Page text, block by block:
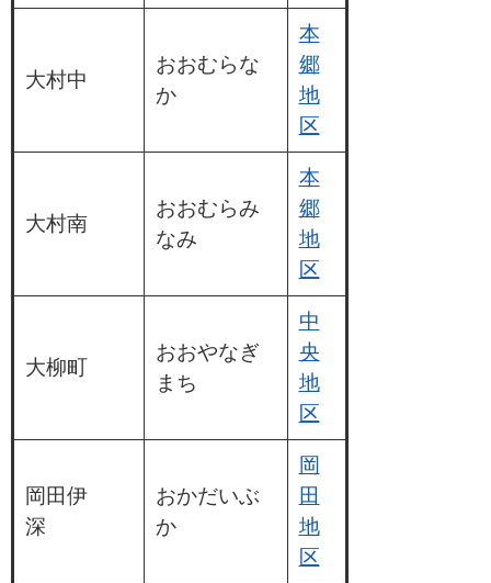
大村中
おおむらな
か
本
郷
地
区
大村南
おおむらみ
なみ
本
郷
地
区
大柳町
おおやなぎ
まち
中
央
地
区
岡田伊
深
おかだいぶ
か
岡
田
地
区